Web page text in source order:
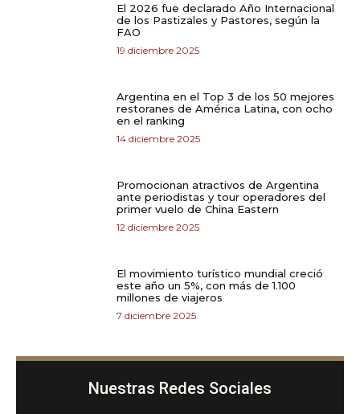
El 2026 fue declarado Año Internacional
de los Pastizales y Pastores, según la
FAO
19 diciembre 2025
Argentina en el Top 3 de los 50 mejores
restoranes de América Latina, con ocho
en el ranking
14 diciembre 2025
Promocionan atractivos de Argentina
ante periodistas y tour operadores del
primer vuelo de China Eastern
12 diciembre 2025
El movimiento turístico mundial creció
este año un 5%, con más de 1.100
millones de viajeros
7 diciembre 2025
Nuestras Redes Sociales